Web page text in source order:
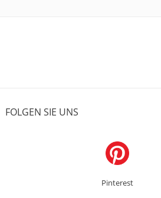
FOLGEN SIE UNS
Pinterest